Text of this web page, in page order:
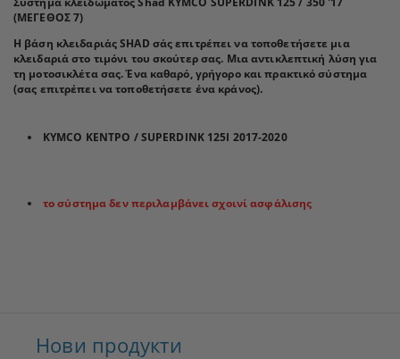
(ΜΕΓΕΘΟΣ 7)
Η βάση κλειδαριάς SHAD σάς επιτρέπει να τοποθετήσετε μια
κλειδαριά στο τιμόνι του σκούτερ σας. Μια αντικλεπτική λύση για
τη μοτοσικλέτα σας. Ένα καθαρό, γρήγορο και πρακτικό σύστημα
(σας επιτρέπει να τοποθετήσετε ένα κράνος).
KYMCO ΚΕΝΤΡΟ / SUPERDINK 125I 2017-2020
το σύστημα δεν περιλαμβάνει σχοινί ασφάλισης
Нови продукти